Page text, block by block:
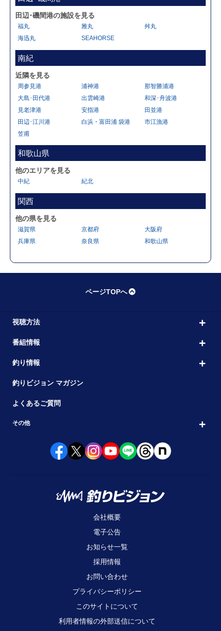
田辺･磯間港の施設を見る
福丸 雅丸
舛丸
海迅丸
SEAHORSE
南紀
近隣を見る
周参見港 浦神港
那智勝浦港
大島･田代港
出雲崎港
和深･舟波港
見老津港
安指港
田並港
田辺･江川港
白浜・富田浦 袋港
市江漁港
笠甫
和歌山県
他のエリアを見る
中紀 紀北
関西
他の県を見る
滋賀県 京都府
大阪府
兵庫県
奈良県 和歌山県
ページTOPへ
視聴方法
番組情報
釣り情報
釣りビジョン マガジン
よくあるご質問
その他
会社概要
電子公告
お知らせ一覧
採用情報
お問い合わせ
プライバシーポリシー
このサイトについて
利用者情報の外部送信について